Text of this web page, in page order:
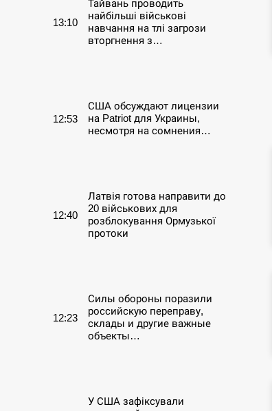
13:10
Тайвань проводить
найбільші військові
навчання на тлі загрози
вторгнення з…
12:53
США обсуждают лицензии
на Patriot для Украины,
несмотря на сомнения…
12:40
Латвія готова направити до
20 військових для
розблокування Ормузької
протоки
12:23
Силы обороны поразили
российскую переправу,
склады и другие важные
объекты…
У США зафіксували